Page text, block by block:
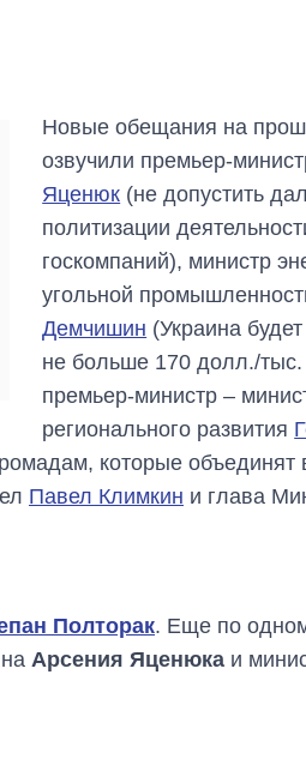
Новые обещания на
озвучили премьер-
Яценюк (не допустить
политизации
госкомпаний), министр
угольной
Демчишин (Украина
не больше 170 долл./
премьер-министр –
регионального развития
которые объединят
Павел Климкин и глава
Полторак. Еще по
Арсения Яценюка и